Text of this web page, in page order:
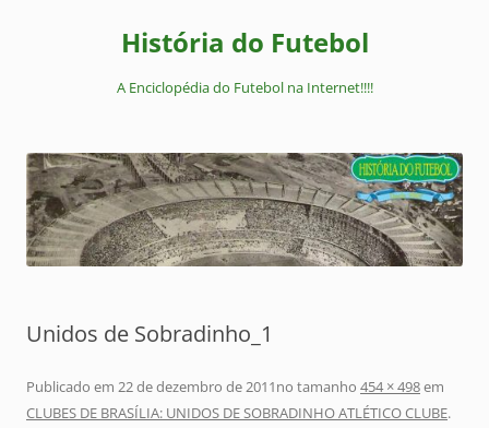
História do Futebol
A Enciclopédia do Futebol na Internet!!!!
Unidos de Sobradinho_1
Publicado em 22 de dezembro de 2011no tamanho 454 × 498em
CLUBES DE BRASÍLIA: UNIDOS DE SOBRADINHO ATLÉTICO CLUBE.